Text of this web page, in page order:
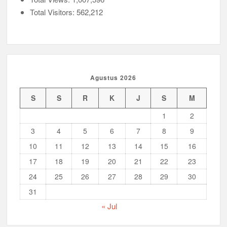
Peringanti Momentum Hardiknas, Kwarran Sedati Gelar Rapat
Total Visitors:562,212
Agustus 2026
S S R K J S
M
1
2
3
4 5 6 7 8
9
10
11 12 13 14 15
16
17
18 19 20 21 22
23
24
25 26 27 28 29
30
31
« Jul